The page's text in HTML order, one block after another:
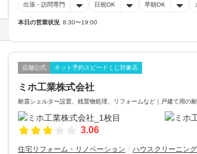
出張・訪問専門 日祝OK 早朝OK
本日の営業状況 8:30〜19:00
店舗公式 ネット予約スピードくじ対象店
ミホ工業株式会社
耐震シェルター設置、残置物処理、リフォームなど｜戸建て用の
3.06
住宅リフォーム・リノベーション ハウスクリーニング